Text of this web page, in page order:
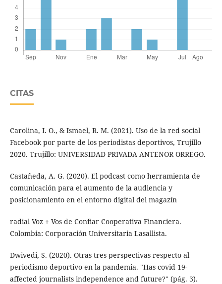
CITAS
Carolina, I. O., & Ismael, R. M. (2021). Uso de la red social
Facebook por parte de los periodistas deportivos, Trujillo
2020. Trujillo: UNIVERSIDAD PRIVADA ANTENOR ORREGO.
Castañeda, A. G. (2020). El podcast como herramienta de
comunicación para el aumento de la audiencia y
posicionamiento en el entorno digital del magazín
radial Voz + Vos de Confiar Cooperativa Financiera.
Colombia: Corporación Universitaria Lasallista.
Dwivedi, S. (2020). Otras tres perspectivas respecto al
periodismo deportivo en la pandemia. "Has covid 19-
affected journalists independence and future?" (pág. 3).